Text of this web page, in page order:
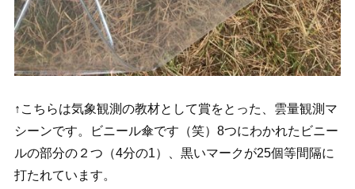
↑こちらは気象観測の教材として賞をとった、雲量観測マ
シーンです。ビニール傘です（笑）8つにわかれたビニー
ルの部分の２つ（4分の1）、黒いマークが25個等間隔に
打たれています。